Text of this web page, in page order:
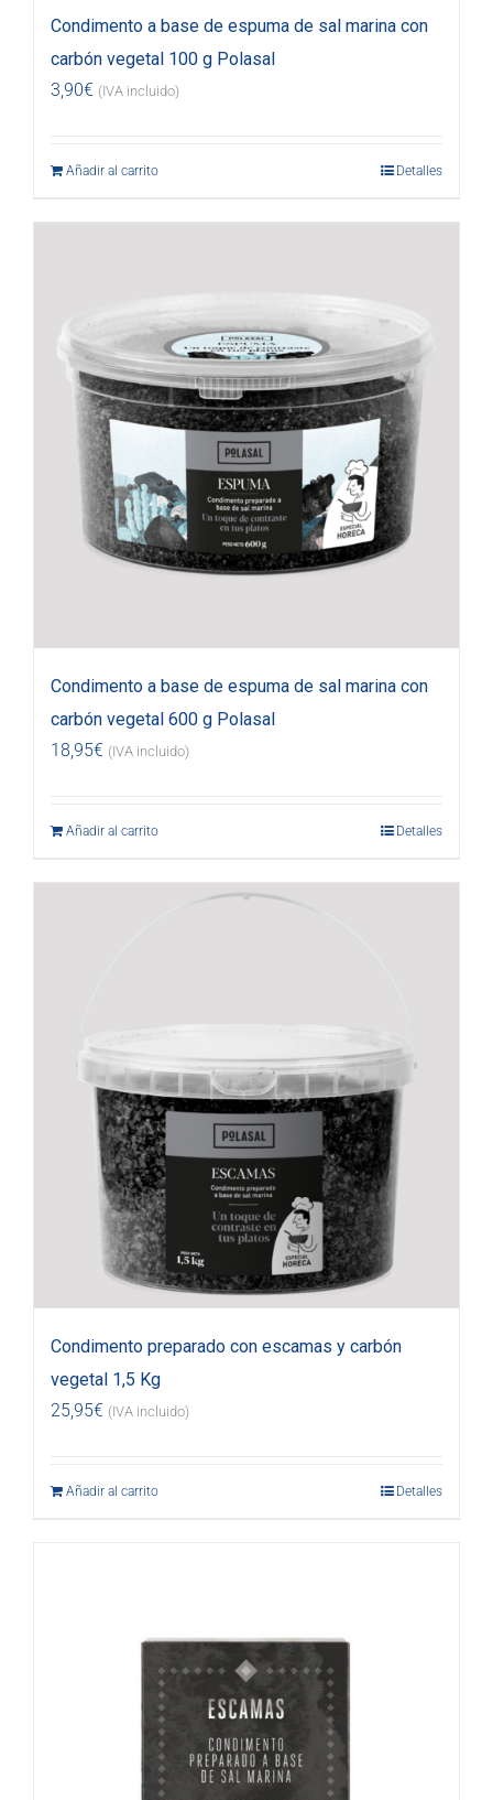
Condimento a base de espuma de sal marina con
carbón vegetal 100 g Polasal
3,90€ (IVA incluido)
Añadir al carrito Detalles
Condimento a base de espuma de sal marina con
carbón vegetal 600 g Polasal
18,95€ (IVA incluido)
Añadir al carrito Detalles
Condimento preparado con escamas y carbón
vegetal 1,5 Kg
25,95€ (IVA incluido)
Añadir al carrito Detalles